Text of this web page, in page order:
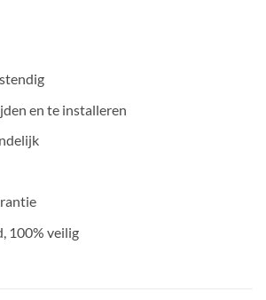
en te installeren
100% veilig